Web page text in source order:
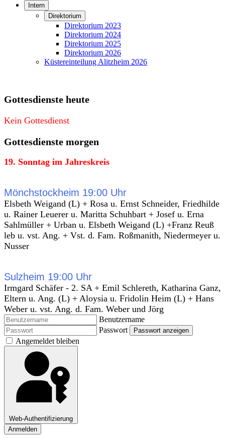
Intern
Direktorium
Direktorium 2023
Direktorium 2024
Direktorium 2025
Direktorium 2026
Küstereinteilung Alitzheim 2026
Gottesdienste heute
Kein Gottesdienst
Gottesdienste morgen
19. Sonntag im Jahreskreis
Mönchstockheim 19:00 Uhr
Elsbeth Weigand (L) + Rosa u. Ernst Schneider, Friedhilde
u. Rainer Leuerer u. Maritta Schuhbart + Josef u. Erna
Sahlmüller + Urban u. Elsbeth Weigand (L) +Franz Reuß
leb u. vst. Ang. + Vst. d. Fam. Roßmanith, Niedermeyer u.
Nusser
Sulzheim 19:00 Uhr
Irmgard Schäfer - 2. SA + Emil Schlereth, Katharina Ganz,
Eltern u. Ang. (L) + Aloysia u. Fridolin Heim (L) + Hans
Weber u. vst. Ang. d. Fam. Weber und Jörg
Benutzername
Passwort
Passwort anzeigen
Angemeldet bleiben
Web-Authentifizierung
Anmelden